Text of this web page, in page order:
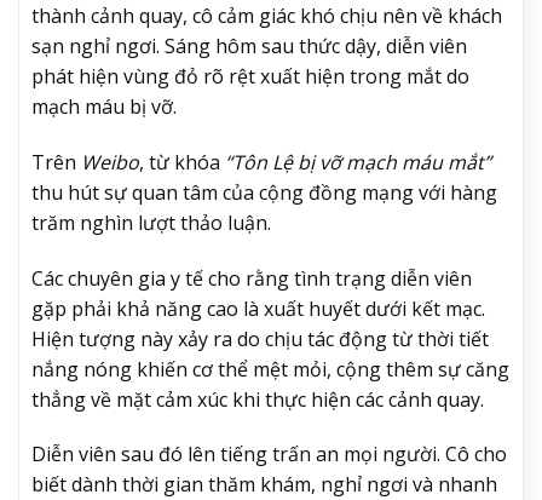
thành cảnh quay, cô cảm giác khó chịu nên về khách
sạn nghỉ ngơi. Sáng hôm sau thức dậy, diễn viên
phát hiện vùng đỏ rõ rệt xuất hiện trong mắt do
mạch máu bị vỡ.
Trên Weibo, từ khóa “Tôn Lệ bị vỡ mạch máu mắt”
thu hút sự quan tâm của cộng đồng mạng với hàng
trăm nghìn lượt thảo luận.
Các chuyên gia y tế cho rằng tình trạng diễn viên
gặp phải khả năng cao là xuất huyết dưới kết mạc.
Hiện tượng này xảy ra do chịu tác động từ thời tiết
nắng nóng khiến cơ thể mệt mỏi, cộng thêm sự căng
thẳng về mặt cảm xúc khi thực hiện các cảnh quay.
Diễn viên sau đó lên tiếng trấn an mọi người. Cô cho
biết dành thời gian thăm khám, nghỉ ngơi và nhanh